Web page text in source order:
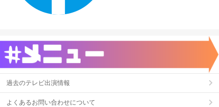
過去のテレビ出演情報
よくあるお問い合わせについて